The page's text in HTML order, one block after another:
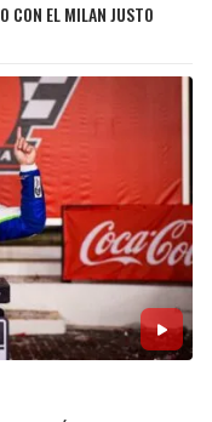
CON EL MILAN JUSTO